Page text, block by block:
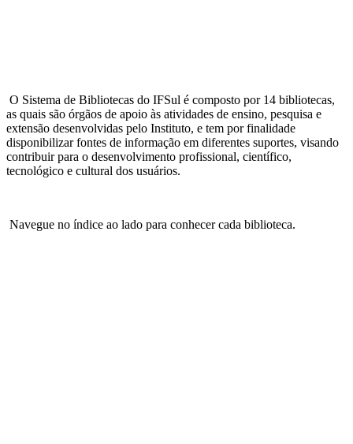
O Sistema de Bibliotecas do IFSul é composto por 14 bibliotecas,
as quais são órgãos de apoio às atividades de ensino, pesquisa e
extensão desenvolvidas pelo Instituto, e tem por finalidade
disponibilizar fontes de informação em diferentes suportes, visando
contribuir para o desenvolvimento profissional, científico,
tecnológico e cultural dos usuários.
Navegue no índice ao lado para conhecer cada biblioteca.